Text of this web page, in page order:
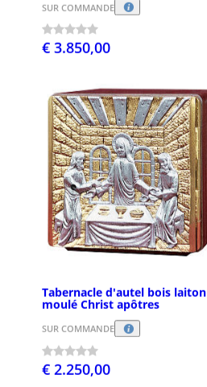
SUR COMMANDE
€ 3.850,00
Tabernacle d'autel bois laiton
moulé Christ apôtres
SUR COMMANDE
€ 2.250,00